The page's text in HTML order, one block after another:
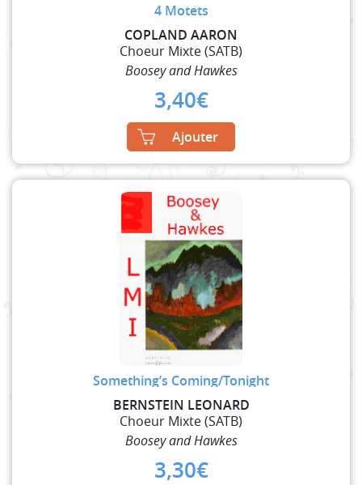
4 Motets
COPLAND AARON
Choeur Mixte (SATB)
Boosey and Hawkes
3,40€
Ajouter
Something’s Coming/Tonight
BERNSTEIN LEONARD
Choeur Mixte (SATB)
Boosey and Hawkes
3,30€